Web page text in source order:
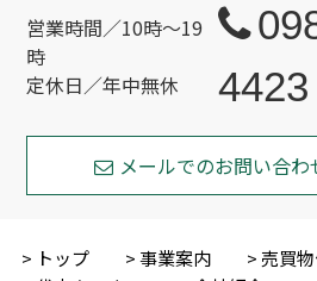
営業時間／10時～19
時
定休日／年中無休
4423
メールでのお問い合
トップ 事業案内 売買